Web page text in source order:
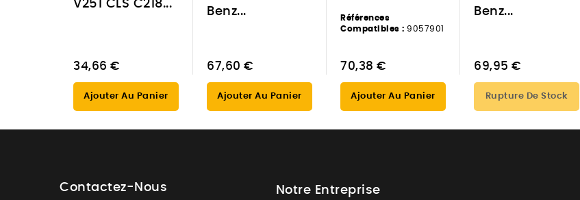
V251 CLS C218...
34,66 €
Ajouter Au Panier
Benz...
67,60 €
Ajouter Au Panier
Références
Compatibles : 9057901
70,38 €
Ajouter Au Panier
Benz...
69,95 €
Rupture De Stock
Contactez-Nous Notre Entreprise